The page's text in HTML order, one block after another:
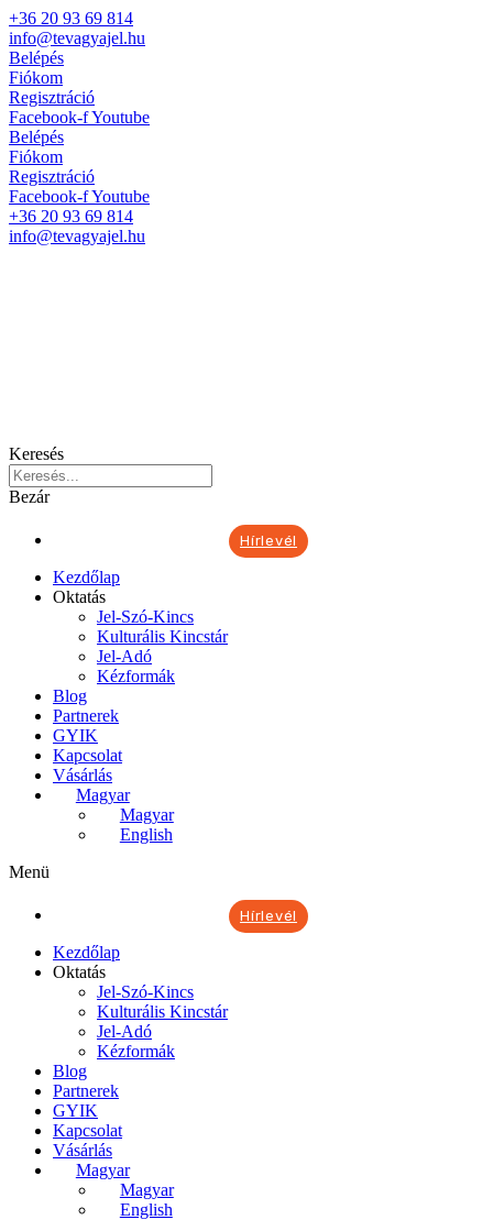
+36 20 93 69 814
info@tevagyajel.hu
Belépés
Fiókom
Regisztráció
Facebook-fYoutube
Belépés
Fiókom
Regisztráció
Facebook-fYoutube
+36 20 93 69 814
info@tevagyajel.hu
Keresés
Bezár
Hírlevél
Kezdőlap
Oktatás
Jel-Szó-Kincs
Kulturális Kincstár
Jel-Adó
Kézformák
Blog
Partnerek
GYIK
Kapcsolat
Vásárlás
Magyar
Magyar
English
Menü
Hírlevél
Kezdőlap
Oktatás
Jel-Szó-Kincs
Kulturális Kincstár
Jel-Adó
Kézformák
Blog
Partnerek
GYIK
Kapcsolat
Vásárlás
Magyar
Magyar
English